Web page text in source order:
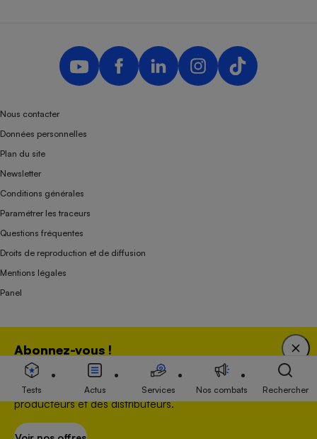
Abonnez-vous !
Bénéficiez d'une expertise unique tout en soutenant
une association 100 % indépendante de l'Etat, des
producteurs et des distributeurs.
Nous contacter
Données personnelles
Plan du site
Newsletter
Conditions générales
Paramétrer les traceurs
Questions fréquentes
Droits de reproduction et de diffusion
Mentions légales
Panel
Association indépendante de l’État, des syndicats, des producteurs et des
distributeurs depuis 1951.
Tests Actus Services Nos combats Rechercher